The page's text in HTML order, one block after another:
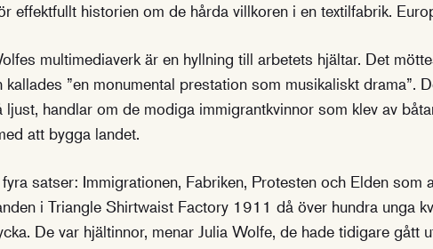
effektfullt historien om de hårda villkoren i en textilfabrik.
multimediaverk är en hyllning till arbetets hjältar. Det
”en monumental prestation som musikaliskt drama”.
ljust, handlar om de modiga immigrantkvinnor som klev av
att bygga landet.
satser: Immigrationen, Fabriken, Protesten och Elden som
i Triangle Shirtwaist Factory 1911 då över hundra unga
De var hjältinnor, menar Julia Wolfe, de hade tidigare gått